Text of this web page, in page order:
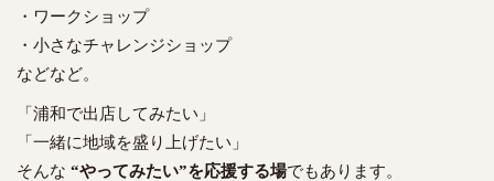
・ワークショップ
・小さなチャレンジショップ
などなど。
「浦和で出店してみたい」
「一緒に地域を盛り上げたい」
そんな “やってみたい”を応援する場でもあります。